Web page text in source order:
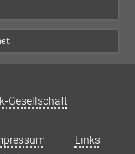
Gesellschaft
Links